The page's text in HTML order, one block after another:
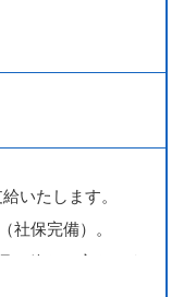
いたします。
保完備）。
終わる方もいま